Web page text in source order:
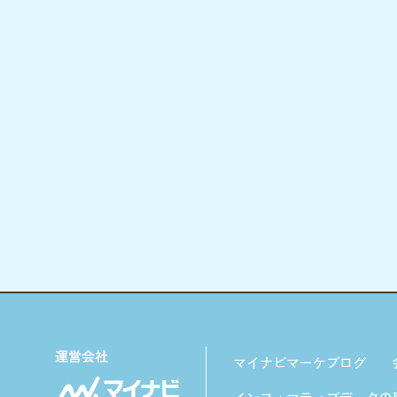
マイナビマーケブログ